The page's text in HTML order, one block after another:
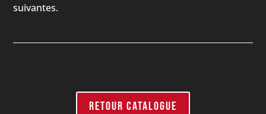
suivantes.
RETOUR CATALOGUE